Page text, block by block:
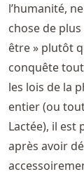
l’humanité,
chose de
être » plutôt
conquête tout
les lois de la
entier (ou
Lactée), il est
après avoir